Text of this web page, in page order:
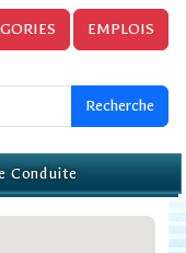
EMPLOIS
Conduite